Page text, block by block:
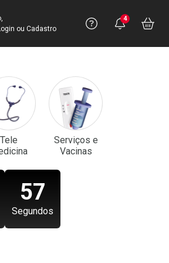
Conta
ou Cadastro
Precisa de
Ver Recursos
Você
4
Tele
Serviços e
Vacinas
Segundos
55